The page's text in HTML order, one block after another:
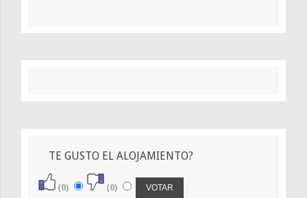
TE GUSTO EL ALOJAMIENTO?
(0) (0)